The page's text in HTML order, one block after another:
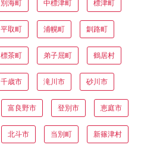
別海町 中標津町 標津町
平取町 浦幌町 釧路町
標茶町 弟子屈町 鶴居村
千歳市 滝川市 砂川市
富良野市 登別市 恵庭市
北斗市 当別町 新篠津村